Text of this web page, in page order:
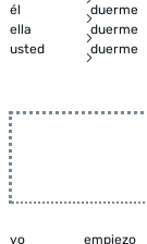
él
duerme
ella
duerme
usted
duerme
yo empiezo